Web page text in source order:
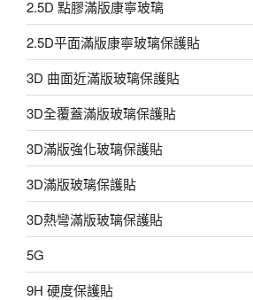
2.5D 點膠滿版康寧玻璃
2.5D平面滿版康寧玻璃保護貼
3D 曲面近滿版玻璃保護貼
3D全覆蓋滿版玻璃保護貼
3D滿版強化玻璃保護貼
3D滿版玻璃保護貼
3D熱彎滿版玻璃保護貼
5G
9H 硬度保護貼